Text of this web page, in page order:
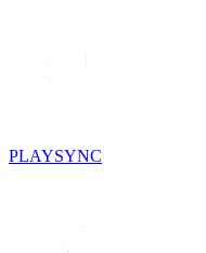
PLAYSYNC